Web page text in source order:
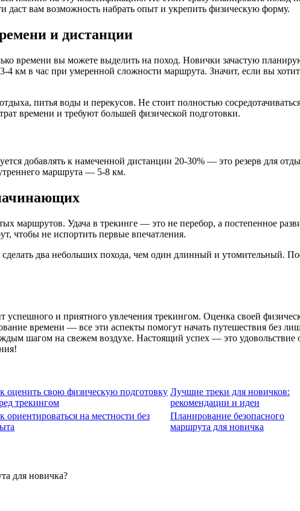
вам возможность набрать опыт и укрепить физическую форму.
и дистанции
времени вы можете выделить на поход. Новички зачастую
4 км в час при умеренной сложности маршрута. Значит, если вы
питья воды и перекусов. Не стоит полностью
времени и требуют большей физической подготовки.
добавлять к намеченной дистанции 20-30% — это резерв для
маршрута — 5-8 км.
маршрутов. Удача в трекинге — это не перебор, а постепенное
чтобы не испортить первые впечатления.
два небольших похода, чем один длинный и утомительный.
и приятного увлечения трекингом. Оценка своей
времени — все эти аспекты помогут начать путешествия без
шагом на свежем воздухе. Настоящий успех — это
оценить свою физическую подготовку
трекингом
Лучшие треки для новичков:
рекомендации и идеи
ориентироваться на местности без
Планирование безопасного
маршрута для новичка
для новичка?